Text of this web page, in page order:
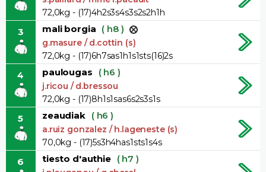
72,0kg - (17)4h2s3s4s3s2s2h1h
3 mali borgia ( h8 )
g.masure / d.cottin (s)
72,0kg - (17)6h7sas1h1s1sts(16)2s
4 paulougas ( h6 )
j.ricou / d.bressou
72,0kg - (17)8h1s1sas6s2s3s1s
5 zeaudiak ( h6 )
a.ruiz gonzalez / h.lageneste (s)
70,0kg - (17)5s3h4has1sts1s4s
6 tiesto d'authie ( h7 )